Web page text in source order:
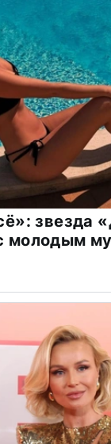
звезда
молодым